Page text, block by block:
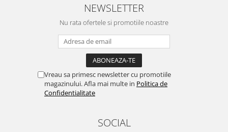
NEWSLETTER
Nu rata ofertele si promotiile noastre
Vreau sa primesc newsletter cu promotiile
magazinului. Afla mai multe in Politica de
Confidentialitate
SOCIAL